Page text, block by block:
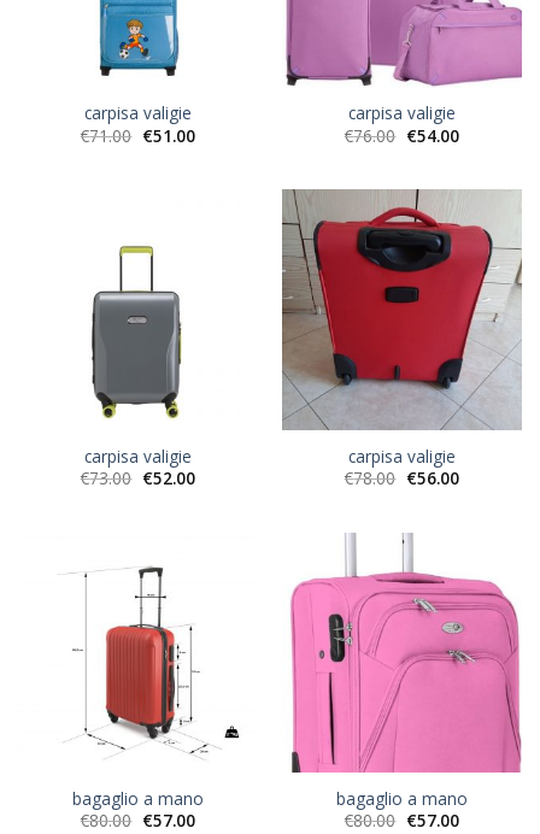
carpisa valigie
€71.00 €51.00
carpisa valigie
€76.00 €54.00
carpisa valigie
€73.00 €52.00
carpisa valigie
€78.00 €56.00
bagaglio a mano
€80.00 €57.00
bagaglio a mano
€80.00 €57.00